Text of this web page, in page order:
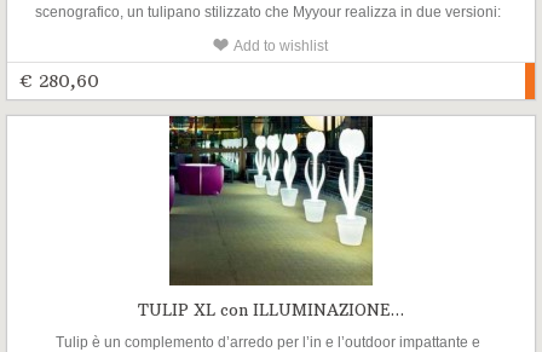
scenografico, un tulipano stilizzato che Myyour realizza in due versioni:
Add to wishlist
€ 280,60
TULIP XL con ILLUMINAZIONE...
Tulip è un complemento d’arredo per l’in e l’outdoor impattante e